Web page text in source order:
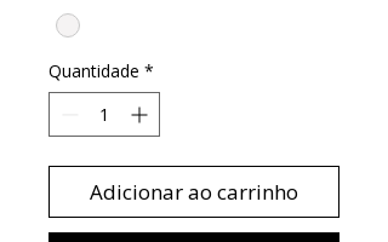
Quantidade *
Adicionar ao carrinho